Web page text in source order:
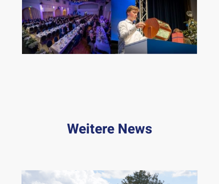
Weitere News